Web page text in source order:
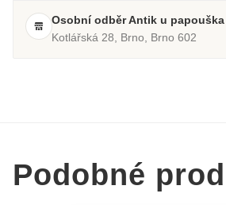
Osobní odběr Antik u papouška
Kotlářská 28, Brno, Brno 602
Podobné